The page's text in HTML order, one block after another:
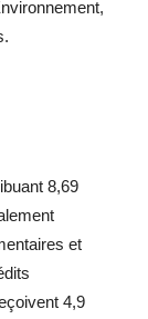
8,69
et
4,9